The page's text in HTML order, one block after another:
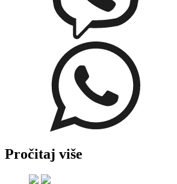
Pročitaj više